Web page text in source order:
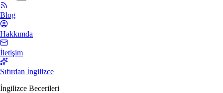
Blog
Hakkımda
İletişim
Sıfırdan İngilizce
İngilizce Becerileri